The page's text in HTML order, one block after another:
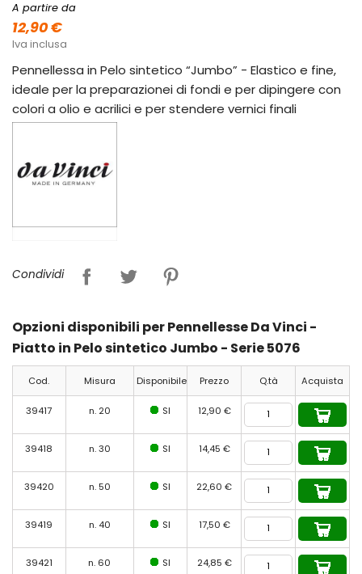
A partire da
12,90 €
Iva inclusa
Pennellessa in Pelo sintetico “Jumbo” - Elastico e fine,
ideale per la preparazionei di fondi e per dipingere con
colori a olio e acrilici e per stendere vernici finali
Condividi
Opzioni disponibili per Pennellesse Da Vinci -
Piatto in Pelo sintetico Jumbo - Serie 5076
Cod. Misura Disponibile Prezzo Q.tà Acquista
39417 n. 20 SI 12,90 €
39418 n. 30 SI 14,45 €
39420 n. 50 SI 22,60 €
39419 n. 40 SI 17,50 €
39421 n. 60 SI 24,85 €